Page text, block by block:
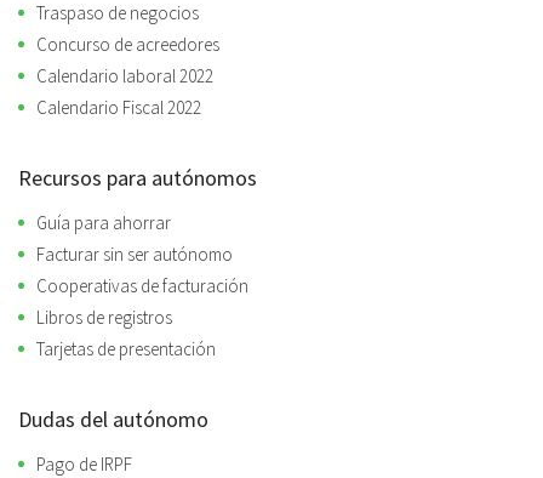
Traspaso de negocios
Concurso de acreedores
Calendario laboral 2022
Calendario Fiscal 2022
Recursos para autónomos
Guía para ahorrar
Facturar sin ser autónomo
Cooperativas de facturación
Libros de registros
Tarjetas de presentación
Dudas del autónomo
Pago de IRPF